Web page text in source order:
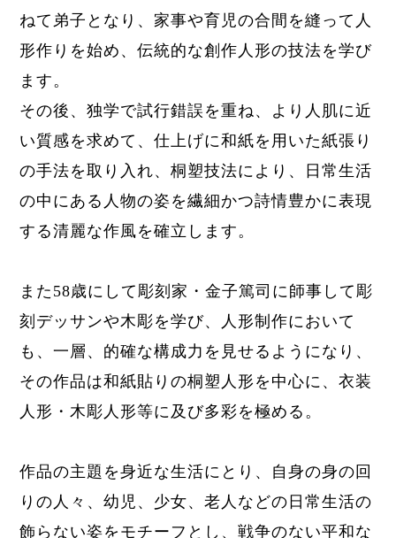
ねて弟子となり、家事や育児の合間を縫って人
形作りを始め、伝統的な創作人形の技法を学び
ます。
その後、独学で試行錯誤を重ね、より人肌に近
い質感を求めて、仕上げに和紙を用いた紙張り
の手法を取り入れ、桐塑技法により、日常生活
の中にある人物の姿を繊細かつ詩情豊かに表現
する清麗な作風を確立します。
また58歳にして彫刻家・金子篤司に師事して彫
刻デッサンや木彫を学び、人形制作において
も、一層、的確な構成力を見せるようになり、
その作品は和紙貼りの桐塑人形を中心に、衣装
人形・木彫人形等に及 び多彩を極める。
作品の主題を身近な生活にとり、自身の身の回
りの人々、幼児、少女、老人などの日常生活の
飾らない姿を モチーフとし、戦争のない平和な